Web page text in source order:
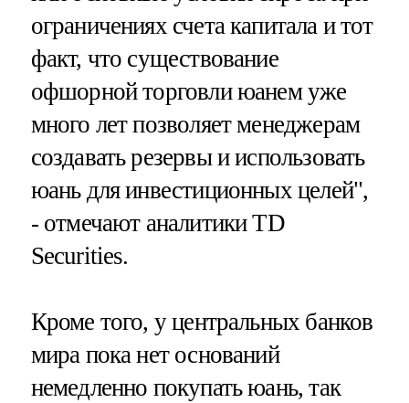
ограничениях счета капитала и тот
факт, что существование
офшорной торговли юанем уже
много лет позволяет менеджерам
создавать резервы и использовать
юань для инвестиционных целей",
- отмечают аналитики TD
Securities.
Кроме того, у центральных банков
мира пока нет оснований
немедленно покупать юань, так